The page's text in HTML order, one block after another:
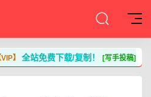
】 全站免费下载/复制！ [写手投稿]